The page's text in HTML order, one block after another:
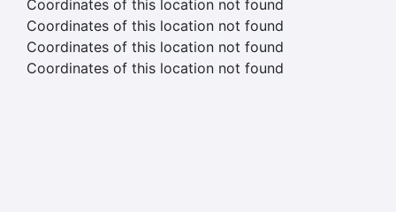
Coordinates of this location not found
Coordinates of this location not found
Coordinates of this location not found
Coordinates of this location not found